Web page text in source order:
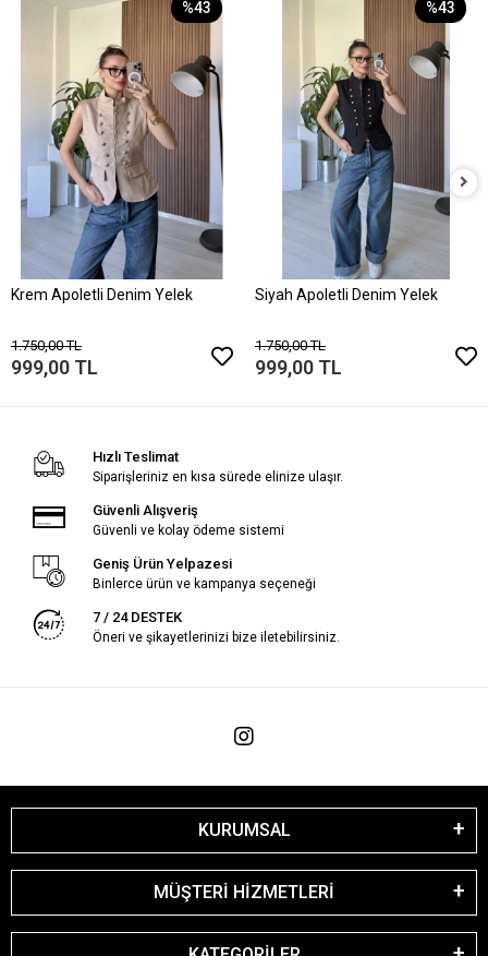
%43
Krem Apoletli Denim Yelek
1.750,00 TL
999,00 TL
%43
Siyah Apoletli Denim Yelek
1.750,00 TL
999,00 TL
Hızlı Teslimat
Siparişleriniz en kısa sürede elinize ulaşır.
Güvenli Alışveriş
Güvenli ve kolay ödeme sistemi
Geniş Ürün Yelpazesi
Binlerce ürün ve kampanya seçeneği
7 / 24 DESTEK
Öneri ve şikayetlerinizi bize iletebilirsiniz.
KURUMSAL
MÜŞTERİ HİZMETLERİ